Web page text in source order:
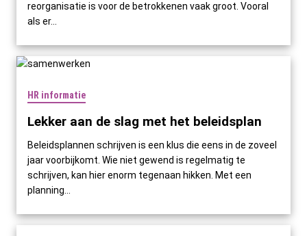
reorganisatie is voor de betrokkenen vaak groot. Vooral
als er...
HR informatie
Lekker aan de slag met het beleidsplan
Beleidsplannen schrijven is een klus die eens in de zoveel
jaar voorbijkomt. Wie niet gewend is regelmatig te
schrijven, kan hier enorm tegenaan hikken. Met een
planning...